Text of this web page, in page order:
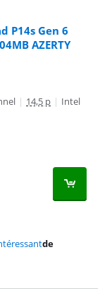
P14s Gen 6
AZERTY
| 14,5 p | Intel
de